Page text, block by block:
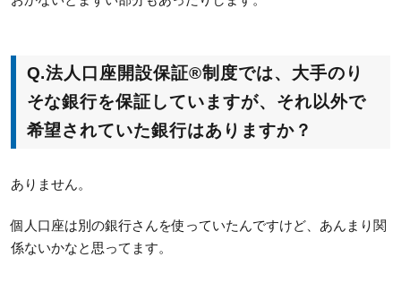
Q.法人口座開設保証®制度では、大手のり
そな銀行を保証していますが、それ以外で
希望されていた銀行はありますか？
ありません。
個人口座は別の銀行さんを使っていたんですけど、あんまり関
係ないかなと思ってます。